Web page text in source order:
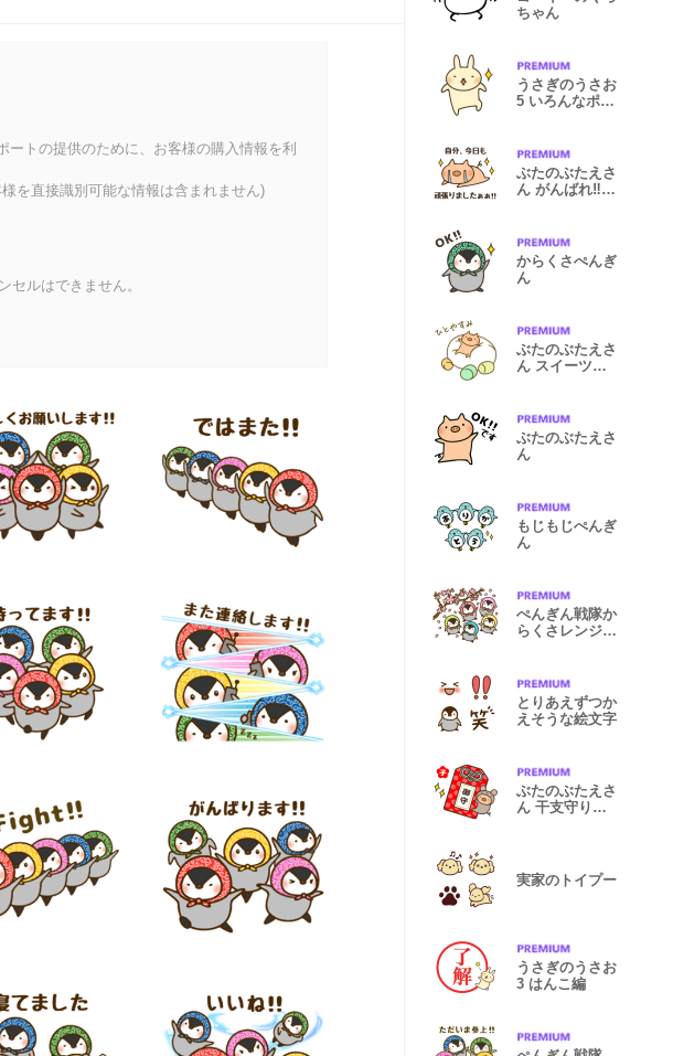
トの提供のために、お客様の購入情報を利
を直接識別可能な情報は含まれません)
セルはできません。
ちゃん
うさぎのうさお
5 いろんなポー
ぶたのぶたえさ
ん がんばれ‼︎勤
からくさぺんぎ
ん
ぶたのぶたえさ
ん スイーツと
ぶたのぶたえさ
ん
もじもじぺんぎ
ん
ぺんぎん戦隊か
らくさレンジャ
とりあえずつか
えそうな絵文字
ぶたのぶたえさ
ん 干支守りと
実家のトイプー
うさぎのうさお
3 はんこ編